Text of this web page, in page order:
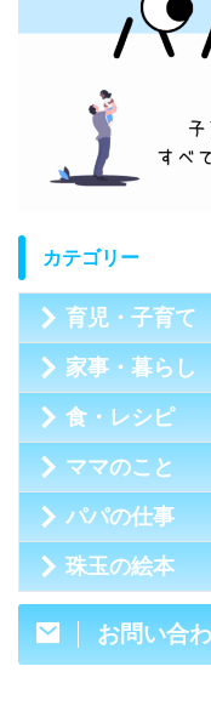
カテゴリー
育児・子育て
家事・暮らし
食・レシピ
ママのこと
パパの仕事
珠玉の絵本
お問い合